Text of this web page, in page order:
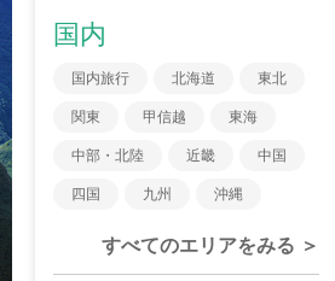
国内
国内旅行 北海道 東北
関東 甲信越 東海
中部・北陸 近畿 中国
四国 九州 沖縄
すべてのエリアをみる ＞